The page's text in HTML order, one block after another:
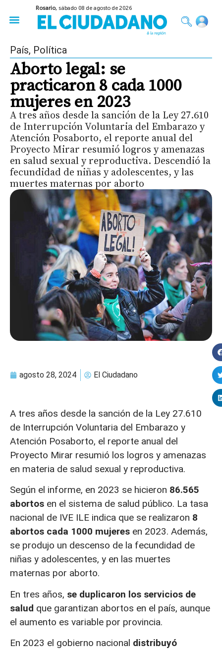
Rosario, sábado 08 de agosto de 2026
País, Política
Aborto legal: se
practicaron 8 cada 1000
mujeres en 2023
A tres años desde la sanción de la Ley 27.610
de Interrupción Voluntaria del Embarazo y
Atención Posaborto, el reporte anual del
Proyecto Mirar resumió logros y amenazas
en salud sexual y reproductiva. Descendió la
fecundidad de niñas y adolescentes, y las
muertes maternas por aborto
agosto 28, 2024 El Ciudadano
A tres años desde la sanción de la Ley 27.610
de Interrupción Voluntaria del Embarazo y
Atención Posaborto, el reporte anual del
Proyecto Mirar resumió los logros y amenazas
en materia de salud sexual y reproductiva.
Según el informe, en 2023 se hicieron 86.565
abortos en el sistema de salud público. La tasa
nacional de IVE ILE indica que se realizaron 8
abortos cada 1000 mujeres en 2023. Además,
se produjo un descenso de la fecundidad de
niñas y adolescentes, y en las muertes
maternas por aborto.
En tres años, se duplicaron los servicios de
salud que garantizan abortos en el país, aunque
el aumento es variable por provincia.
En 2023 el gobierno nacional distribuyó